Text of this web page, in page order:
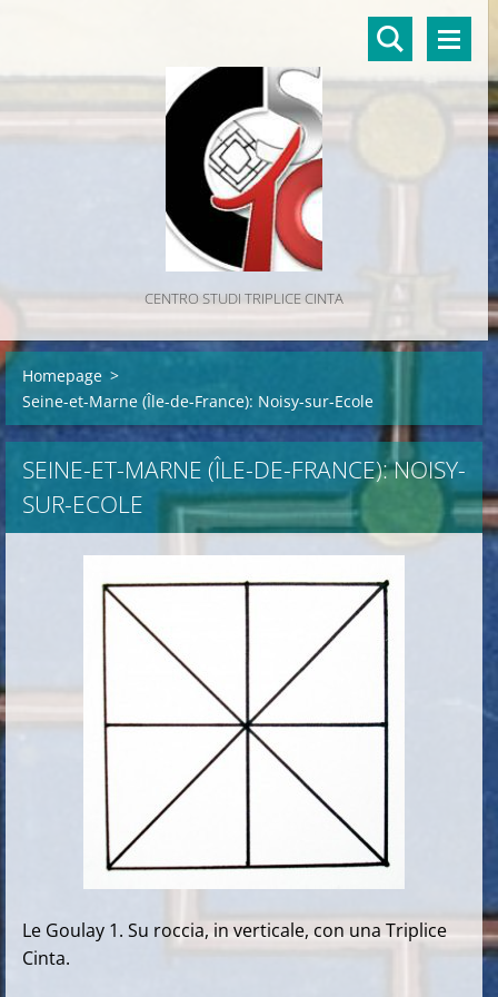
CENTRO STUDI TRIPLICE CINTA
Homepage >
Seine-et-Marne (Île-de-France): Noisy-sur-Ecole
SEINE-ET-MARNE (ÎLE-DE-FRANCE): NOISY-
SUR-ECOLE
Le Goulay 1. Su roccia, in verticale, con una Triplice
Cinta.